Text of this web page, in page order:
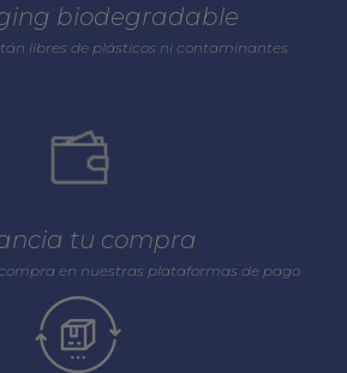
biodegradable
libres de plásticos ni contaminantes
tu compra
en nuestras plataformas de pago